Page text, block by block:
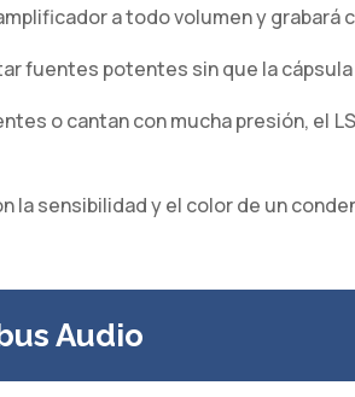
a todo volumen y grabará
fuentes potentes sin que la
o cantan con mucha presión, el
la sensibilidad y el color de un
Audio